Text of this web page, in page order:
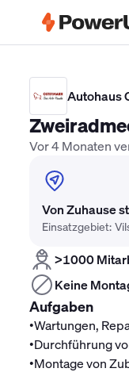
Autohaus
Vor 4 Monaten
Von Zuhause
Einsatzgebiet:
>1000
Keine
Aufgaben
•Wartungen,
•Durchführung
•Montage von